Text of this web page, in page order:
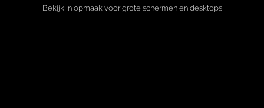
Bekijk in opmaak voor grote schermen en desktops